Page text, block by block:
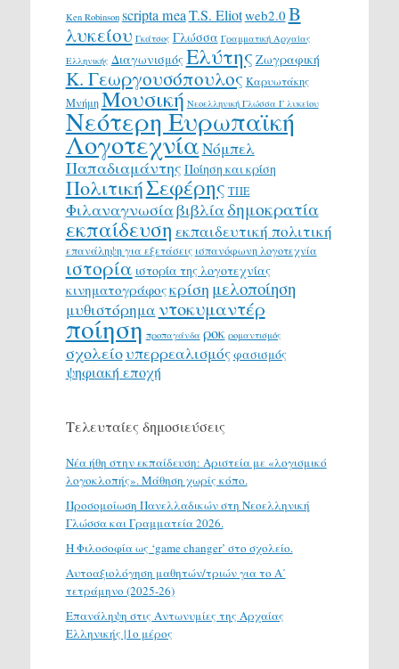
Ken Robinson scripta meaT.S. Eliotweb2.0 Β
λυκείου Γκάτσος Γλώσσα Γραμματική Αρχαίας
Ελληνικής ΔιαγωνισμόςΕλύτης Ζωγραφική
Κ. Γεωργουσόπουλος Καρυωτάκης
ΜνήμηΜουσική Νεοελληνική Γλώσσα Γ λυκείου
Νεότερη Ευρωπαϊκή
ΛογοτεχνίαΝόμπελ
Παπαδιαμάντης Ποίηση και κρίση
ΠολιτικήΣεφέρης ΤΠΕ
Φιλαναγνωσίαβιβλίαδημοκρατία
εκπαίδευση εκπαιδευτική πολιτική
επανάληψη για εξετάσεις ισπανόφωνη λογοτεχνία
ιστορία ιστορία της λογοτεχνίας
κινηματογράφοςκρίση μελοποίηση
μυθιστόρημα ντοκυμαντέρ
ποίηση προπαγάνδα ροκ ρομαντισμός
σχολείουπερρεαλισμόςφασισμός
ψηφιακή εποχή
Τελευταίες δημοσιεύσεις
Νέα ήθη στην εκπαίδευση: Αριστεία με «λογισμικό
λογοκλοπής». Μάθηση χωρίς κόπο.
Προσομοίωση Πανελλαδικών στη Νεοελληνική
Γλώσσα και Γραμματεία 2026.
H Φιλοσοφία ως ‘game changer’ στο σχολείο.
Αυτοαξιολόγηση μαθητών/τριών για το Α΄
τετράμηνο (2025-26)
Επανάληψη στις Αντωνυμίες της Αρχαίας
Ελληνικής |1ο μέρος